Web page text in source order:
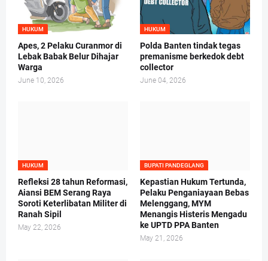
HUKUM
Apes, 2 Pelaku Curanmor di
Lebak Babak Belur Dihajar
Warga
June 10, 2026
HUKUM
Polda Banten tindak tegas
premanisme berkedok debt
collector
June 04, 2026
HUKUM
Refleksi 28 tahun Reformasi,
Aiansi BEM Serang Raya
Soroti Keterlibatan Militer di
Ranah Sipil
May 22, 2026
BUPATI PANDEGLANG
Kepastian Hukum Tertunda,
Pelaku Penganiayaan Bebas
Melenggang, MYM
Menangis Histeris Mengadu
ke UPTD PPA Banten
May 21, 2026